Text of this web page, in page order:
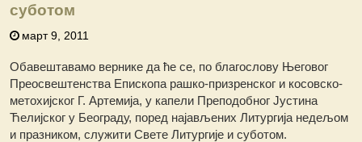
суботом
март 9, 2011
Обавештавамо вернике да ће се, по благослову Његовог
Преосвештенства Епископа рашко-призренског и косовско-
метохијског Г. Артемија, у капели Преподобног Јустина
Ћелијског у Београду, поред најављених Литургија недељом
и празником, служити Свете Литургије и суботом.